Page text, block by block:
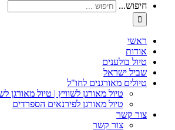
חיפוש...
ראשי
אודות
טיול בולענים
שביל ישראל
טיולים מאורגנים לחו"ל
טיול מאורגן לשוויץ | טיול מאורגן
טיול מאורגן לפירנאים הספרדים
צור קשר
צור קשר